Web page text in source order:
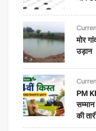
मोर
उड़ान
PM
की